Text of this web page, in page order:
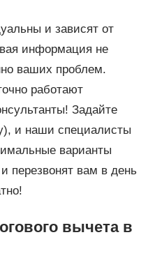
и зависят от
информация не
ваших проблем.
работают
Задайте
и наши специалисты
варианты
перезвонят вам в день
вычета в